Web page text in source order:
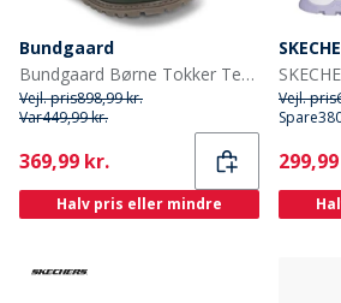
Bundgaard
Bundgaard Børne Tokker Tex Støvler Flaske Grøn
Vejl. pris898,99 kr.
Var449,99 kr.
Current
369,99 kr.
Halv pris eller mindre
Vejl. pris
Spare